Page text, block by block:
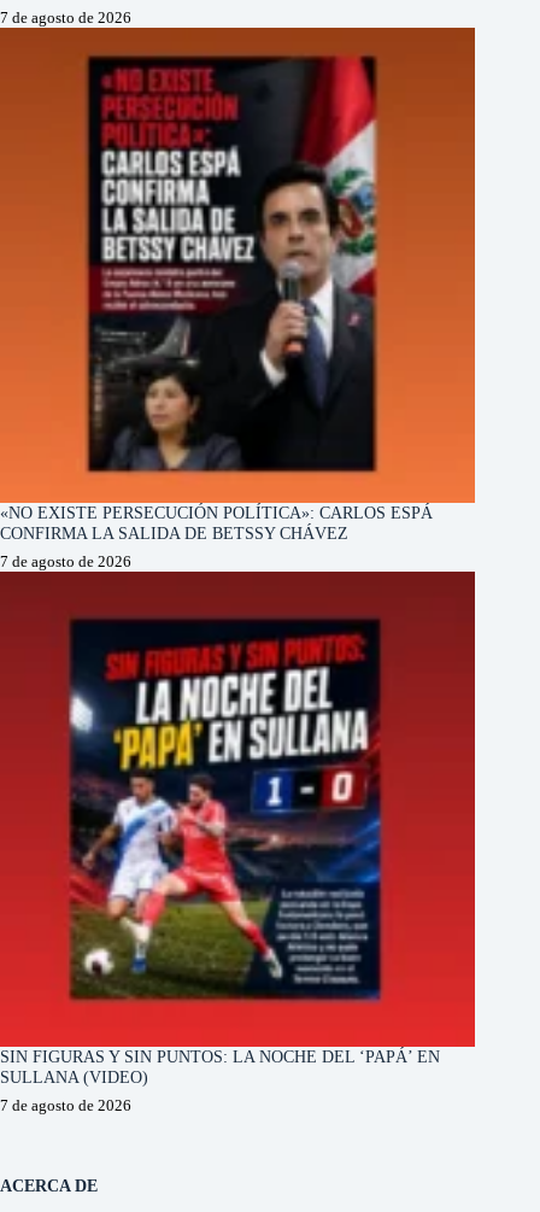
7 de agosto de 2026
«NO EXISTE PERSECUCIÓN POLÍTICA»: CARLOS ESPÁ
CONFIRMA LA SALIDA DE BETSSY CHÁVEZ
7 de agosto de 2026
SIN FIGURAS Y SIN PUNTOS: LA NOCHE DEL ‘PAPÁ’ EN
SULLANA (VIDEO)
7 de agosto de 2026
ACERCA DE